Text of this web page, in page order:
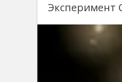
Эксперимент